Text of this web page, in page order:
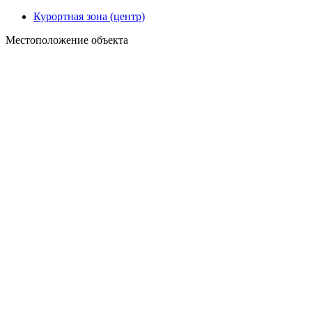
Курортная зона (центр)
Местоположение объекта